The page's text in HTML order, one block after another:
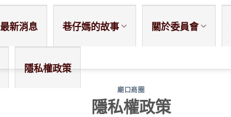
最新消息 巷仔媽的故事 關於委員會
隱私權政策
廟口商圈
隱私權政策